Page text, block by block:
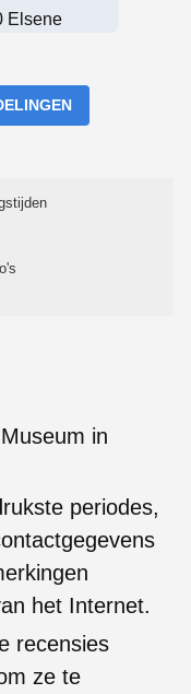
Elsene
in
periodes,
het Internet.
recensies
ze te